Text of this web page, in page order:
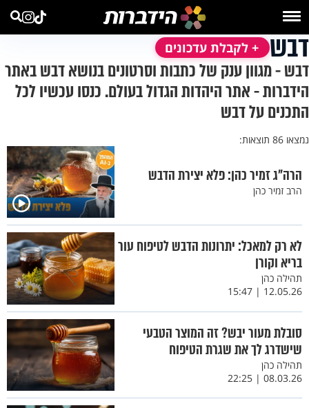
דבש + לקבלת עדכונים
דבש - מגוון ענק של כתבות וסרטונים בנושא דבש באתר
הידברות - אתר היהדות הגדול בעולם. כנסו עכשיו לכל
התכנים על דבש
נמצאו 86 תוצאות:
הרה"ג זמיר כהן: פלא יצירת הדבש
הרב זמיר כהן
לא רק למאכל: יתרונות הדבש לטיפוח עור
בריא וקורן
תהילה כהן
12.05.26 | 15:47
סובלת מעור יבש? זה המוצר הטבעי
שישדרג לך את שגרת הטיפוח
תהילה כהן
08.03.26 | 22:25